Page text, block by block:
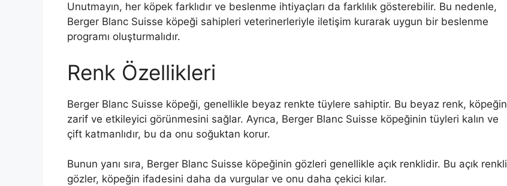
Unutmayın, her köpek farklıdır ve beslenme ihtiyaçları da farklılık gösterebilir. Bu nedenle,
Berger Blanc Suisse köpeği sahipleri veterinerleriyle iletişim kurarak uygun bir beslenme
programı oluşturmalıdır.
Renk Özellikleri
Berger Blanc Suisse köpeği, genellikle beyaz renkte tüylere sahiptir. Bu beyaz renk, köpeğin
zarif ve etkileyici görünmesini sağlar. Ayrıca, Berger Blanc Suisse köpeğinin tüyleri kalın ve
çift katmanlıdır, bu da onu soğuktan korur.
Bunun yanı sıra, Berger Blanc Suisse köpeğinin gözleri genellikle açık renklidir. Bu açık renkli
gözler, köpeğin ifadesini daha da vurgular ve onu daha çekici kılar.